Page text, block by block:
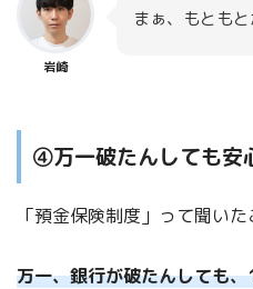
岩崎
まぁ、もとも
④万一破たんしても安
「預金保険制度」って聞い
万一、銀行が破たんしても